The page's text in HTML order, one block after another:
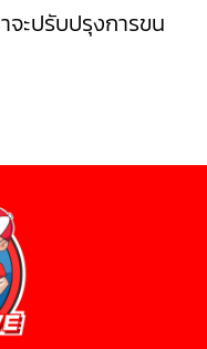
จะปรับปรุงการขน